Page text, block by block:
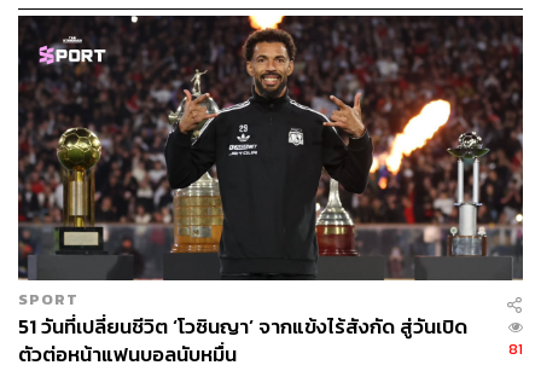
แต่หากเราตัดประเด็นเรื่องการ ‘แพ้ทาง’ ไป ดูเหมือนแมนฯ
ซิตี้ จะแสดงให้เห็นถึงสัญญาณที่อาจเป็นอันตรายกับพวกเขา
เอง เพราะทีมของเป๊ปเมื่อคืนนี้เล่นไม่เหมือนทีมของเป๊ปเลย
นอกจากจะไม่สามารถทำประตูได้แล้ว พวกเขายังสร้างสรรค์
เกมไม่ได้ด้วย แทบไม่สามารถสร้างความกดดันให้กับนักเตะ
สเปอร์สได้เลย และหนักข้อที่สุดคือการเล่นของผู้เล่นทุกคน
นั้นดูต่ำกว่ามาตรฐานอย่างมาก ไม่เว้นแม้แต่คนที่เคยเป็นนัก
เตะในระดับเสาหลักอย่าง แบร์นาโด ซิลวา หรือ โรดรี
SPORT
51 วันที่เปลี่ยนชีวิต ‘โวซินญา’ จากแข้งไร้สังกัด สู่วันเปิด
ตัวต่อหน้าแฟนบอลนับหมื่น
81